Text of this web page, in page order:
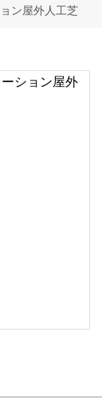
ン屋外人工芝